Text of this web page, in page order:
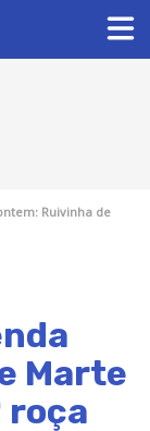
Ruivinha de
Marte
roça